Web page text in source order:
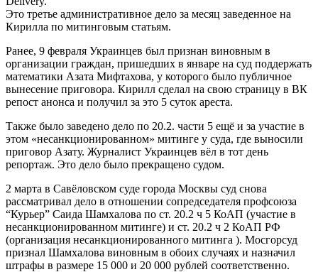
Это третье административное дело за месяц заведенное на
Кирилла по митинговым статьям.
Ранее, 9 февраля Украинцев был признан виновным в
организации граждан, пришедших в январе на суд поддержать
математики Азата Мифтахова, у которого было публичное
вынесение приговора. Кирилл сделал на свою страницу в ВК
репост анонса и получил за это 5 суток ареста.
Также было заведено дело по 20.2. части 5 ещё и за участие в
этом «несанкционированном» митинге у суда, где выносили
приговор Азату. Журналист Украинцев вёл в тот день
репортаж. Это дело было прекращено судом.
2 марта в Савёловском суде города Москвы суд снова
рассматривал дело в отношении сопредседателя профсоюза
“Курьер” Саида Шамхалова по ст. 20.2 ч 5 КоАП (участие в
несанкционированном митинге) и ст. 20.2 ч 2 КоАП РФ
(организация несанкционированного митинга ). Мосгорсуд
признал Шамхалова виновным в обоих случаях и назначил
штрафы в размере 15 000 и 20 000 рублей соответственно.